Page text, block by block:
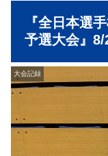
『全日本選
予選大会』8/
大会記録